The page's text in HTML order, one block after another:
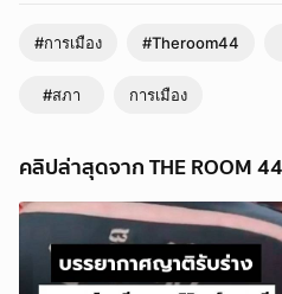
#การเมือง #Theroom44
#สภา การเมือง
คลิปล่าสุดจาก THE ROOM